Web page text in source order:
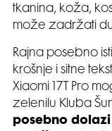
tkanina, koža,
može zadržati
Rajna posebno
krošnje i sitne
Xiaomi 17T Pro
zelenilu Kluba
posebno